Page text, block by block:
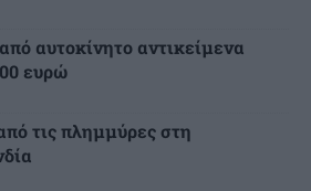
αυτοκίνητο αντικείμενα
ευρώ
τις πλημμύρες στη